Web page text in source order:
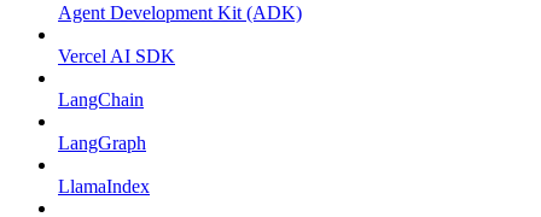
Agent Development Kit (ADK)
Vercel AI SDK
LangChain
LangGraph
LlamaIndex